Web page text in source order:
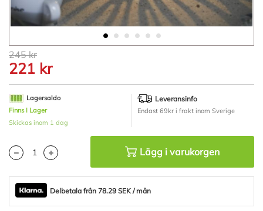
Hoppa
till
början
av
bildgalleriet
245 kr
221 kr
Lagersaldo
Finns I Lager
Skickas inom 1 dag
Leveransinfo
Endast 69kr i frakt inom Sverige
Lägg i varukorgen
Delbetala från 78.29 SEK / mån